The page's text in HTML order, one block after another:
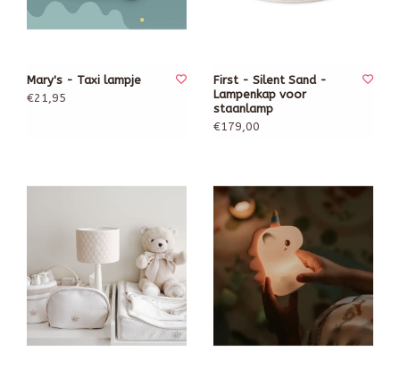
Mary's - Taxi lampje
€21,95
First - Silent Sand -
Lampenkap voor
staanlamp
€179,00